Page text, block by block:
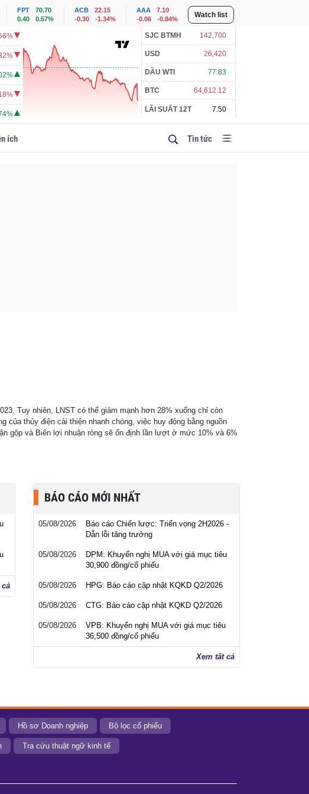
FPT
70.70
0.40
0.57%
ACB
22.15
-0.30
-1.34%
AAA
7.10
-0.06
-0.84% Watch list
SJC BTMH 142,700
USD 26,420
DẦU WTI 77.83
BTC 64,612.12
LÃI SUẤT 12T 7.50
ích Tin tức
Tuy nhiên, LNST có thể giảm mạnh hơn 28% xuống chỉ còn
của thủy điện cải thiện nhanh chóng, việc huy động bằng nguồn
gộp và Biên lợi nhuận ròng sẽ ổn định lần lượt ở mức 10% và 6%
cả
BÁO CÁO MỚI NHẤT
05/08/2026
Báo cáo Chiến lược: Triển vọng 2H2026 -
Dẫn lỗi tăng trưởng
05/08/2026
DPM: Khuyến nghị MUA với giá mục tiêu
30,900 đồng/cổ phiếu
05/08/2026 HPG: Báo cáo cập nhật KQKD Q2/2026
05/08/2026 CTG: Báo cáo cập nhật KQKD Q2/2026
05/08/2026
VPB: Khuyến nghị MUA với giá mục tiêu
36,500 đồng/cổ phiếu
Xem tất cả
Hồ sơ Doanh nghiệp Bộ lọc cổ phiếu
Tra cứu thuật ngữ kinh tế